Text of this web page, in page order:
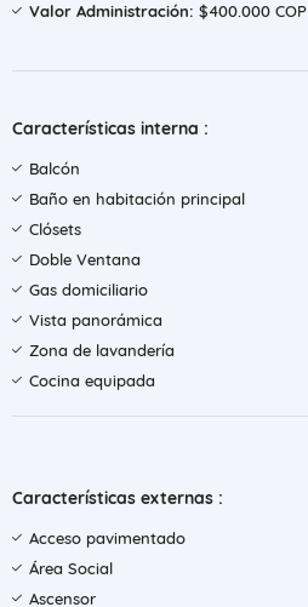
Valor Administración: $400.000 COP
Características interna :
Balcón
Baño en habitación principal
Clósets
Doble Ventana
Gas domiciliario
Vista panorámica
Zona de lavandería
Cocina equipada
Características externas :
Acceso pavimentado
Área Social
Ascensor